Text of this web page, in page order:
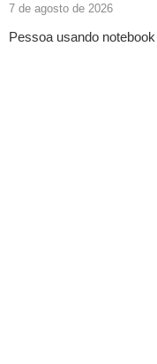
7 de agosto de 2026
Pessoa usando